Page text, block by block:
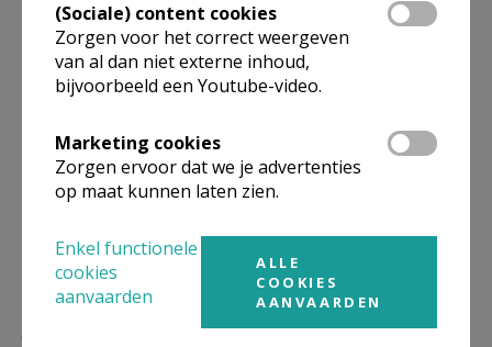
(Sociale) content cookies
Zorgen voor het correct weergeven
van al dan niet externe inhoud,
bijvoorbeeld een Youtube-video.
Marketing cookies
Zorgen ervoor dat we je advertenties
op maat kunnen laten zien.
Enkel functionele
cookies
aanvaarden
ALLE
COOKIES
AANVAARDEN